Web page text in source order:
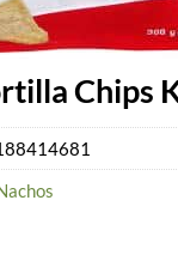
Chips